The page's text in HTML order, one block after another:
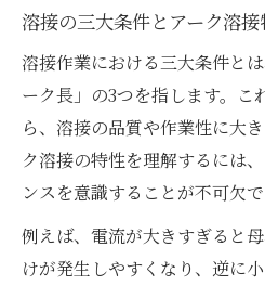
溶接の三大条件とアーク溶
溶接作業における三大条件と
ーク長」の3つを指します。こ
ら、溶接の品質や作業性に大
ク溶接の特性を理解するには
ンスを意識することが不可欠で
例えば、電流が大きすぎると
けが発生しやすくなり、逆に